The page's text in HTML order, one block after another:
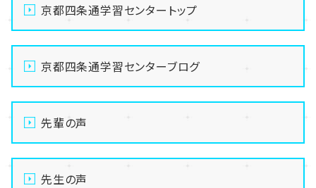
京都四条通学習センタートップ
京都四条通学習センターブログ
先輩の声
先生の声